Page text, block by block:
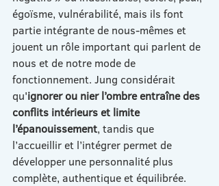
égoïsme, vulnérabilité, mais ils font
partie intégrante de nous-mêmes et
jouent un rôle important qui parlent de
nous et de notre mode de
fonctionnement. Jung considérait
qu'ignorer ou nier l’ombre entraîne des
conflits intérieurs et limite
l’épanouissement, tandis que
l’accueillir et l’intégrer permet de
développer une personnalité plus
complète, authentique et équilibrée.